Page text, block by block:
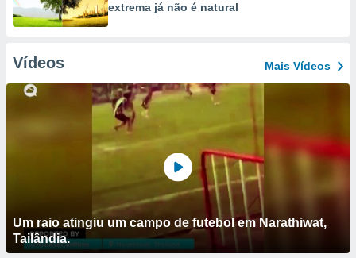
extrema já não é natural
Vídeos Mais Vídeos
Um raio atingiu um campo de futebol em Narathiwat,
Tailândia.